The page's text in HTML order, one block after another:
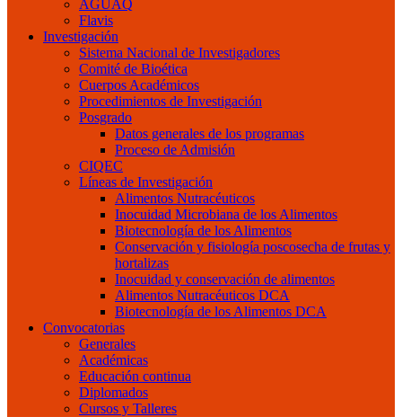
AGUAQ
Flavis
Investigación
Sistema Nacional de Investigadores
Comité de Bioética
Cuerpos Académicos
Procedimientos de Investigación
Posgrado
Datos generales de los programas
Proceso de Admisión
CIQEC
Líneas de Investigación
Alimentos Nutracéuticos
Inocuidad Microbiana de los Alimentos
Biotecnología de los Alimentos
Conservación y fisiología poscosecha de frutas y
hortalizas
Inocuidad y conservación de alimentos
Alimentos Nutracéuticos DCA
Biotecnología de los Alimentos DCA
Convocatorias
Generales
Académicas
Educación continua
Diplomados
Cursos y Talleres